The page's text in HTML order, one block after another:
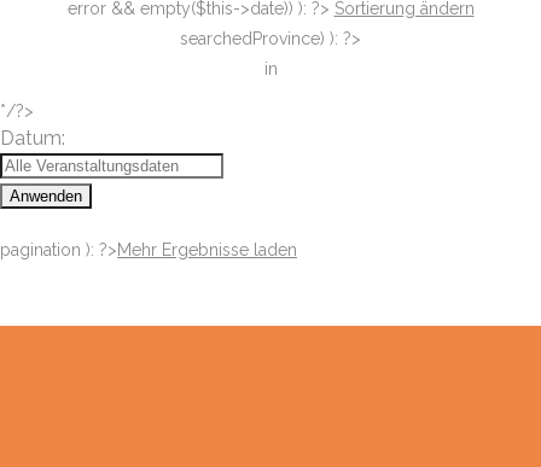
error && empty($this->date)) ): ?> Sortierung ändern
searchedProvince) ): ?>
in
*/?>
Datum:
Anwenden
pagination ): ?>Mehr Ergebnisse laden